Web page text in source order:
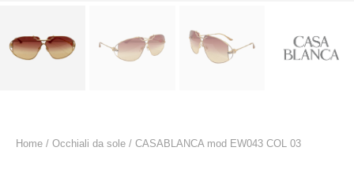
Home / Occhiali da sole / CASABLANCA mod EW043 COL 03